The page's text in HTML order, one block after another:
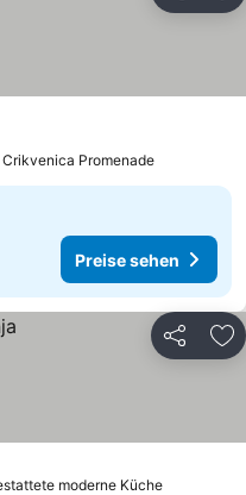
Promenade
Preise sehen
Teilen
moderne Küche